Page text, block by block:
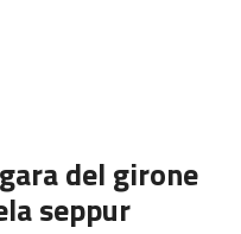
del girone
seppur